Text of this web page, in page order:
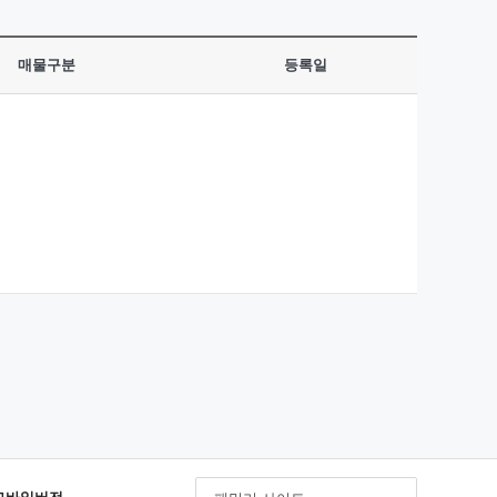
매물구분 등록일